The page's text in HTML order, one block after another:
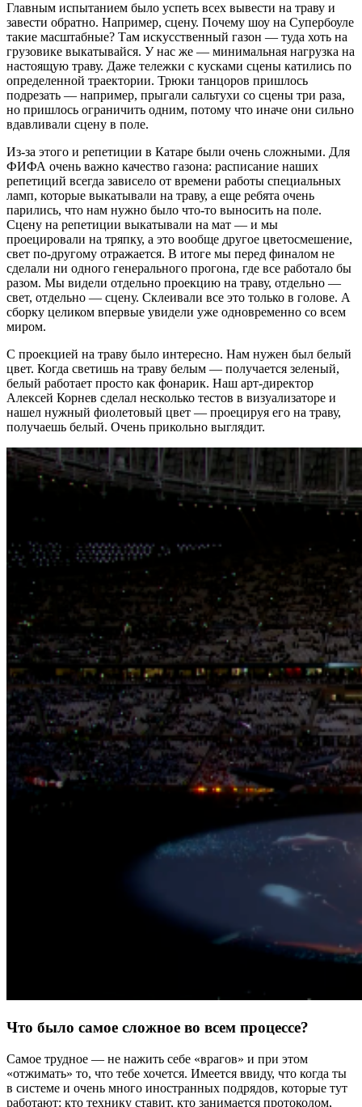
Главным испытанием было успеть всех вывести на траву и
завести обратно. Например, сцену. Почему шоу на Супербоуле
такие масштабные? Там искусственный газон — туда хоть на
грузовике выкатывайся. У нас же — минимальная нагрузка на
настоящую траву. Даже тележки с кусками сцены катились по
определенной траектории. Трюки танцоров пришлось
подрезать — например, прыгали сальтухи со сцены три раза,
но пришлось ограничить одним, потому что иначе они сильно
вдавливали сцену в поле.
Из-за этого и репетиции в Катаре были очень сложными. Для
ФИФА очень важно качество газона: расписание наших
репетиций всегда зависело от времени работы специальных
ламп, которые выкатывали на траву, а еще ребята очень
парились, что нам нужно было что-то выносить на поле.
Сцену на репетиции выкатывали на мат — и мы
проецировали на тряпку, а это вообще другое цветосмешение,
свет по-другому отражается. В итоге мы перед финалом не
сделали ни одного генерального прогона, где все работало бы
разом. Мы видели отдельно проекцию на траву, отдельно —
свет, отдельно — сцену. Склеивали все это только в голове. А
сборку целиком впервые увидели уже одновременно со всем
миром.
С проекцией на траву было интересно. Нам нужен был белый
цвет. Когда светишь на траву белым — получается зеленый,
белый работает просто как фонарик. Наш арт-директор
Алексей Корнев сделал несколько тестов в визуализаторе и
нашел нужный фиолетовый цвет — проецируя его на траву,
получаешь белый. Очень прикольно выглядит.
Что было самое сложное во всем процессе?
Самое трудное — не нажить себе «врагов» и при этом
«отжимать» то, что тебе хочется. Имеется ввиду, что когда ты
в системе и очень много иностранных подрядов, которые тут
работают: кто технику ставит, кто занимается протоколом,